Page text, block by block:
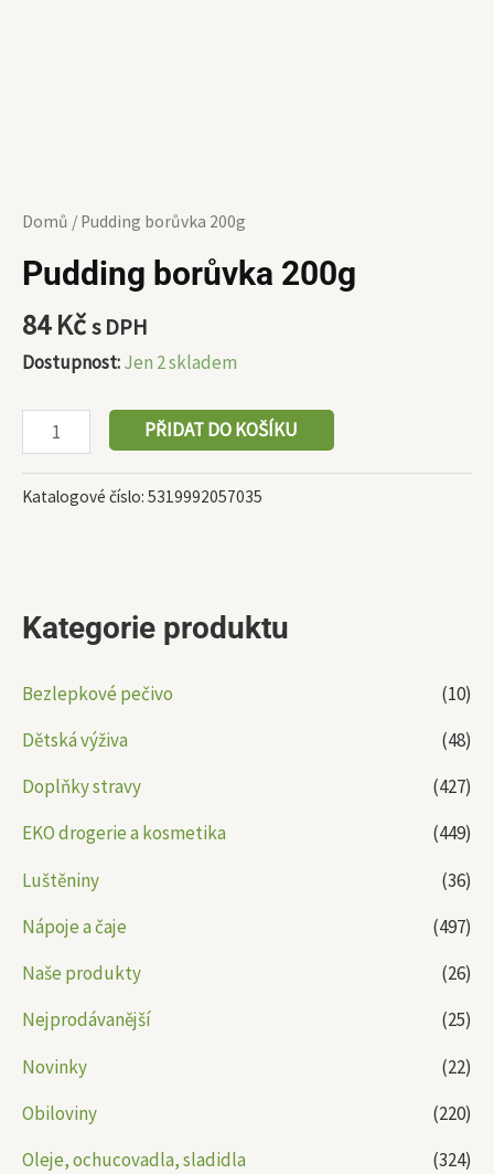
Kategorie produktu
Bezlepkové pečivo
(10)
Dětská výživa
(48)
Doplňky stravy
(427)
EKO drogerie a kosmetika
(449)
Luštěniny
(36)
Nápoje a čaje
(497)
Naše produkty
(26)
Nejprodávanější
(25)
Novinky
(22)
Obiloviny
(220)
Oleje, ochucovadla, sladidla
(324)
Domů / Pudding borůvka 200g
Pudding borůvka 200g
84Kčs DPH
Dostupnost:Jen 2 skladem
PŘIDAT DO KOŠÍKU
Katalogové číslo: 5319992057035